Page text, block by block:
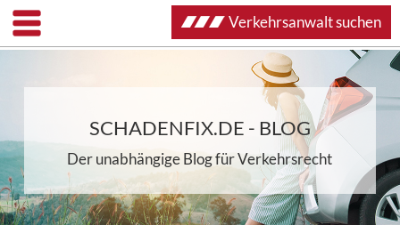
SCHADENFIX.DE - BLOG
Der unabhängige Blog für Verkehrsrecht
Verkehrsanwalt suchen